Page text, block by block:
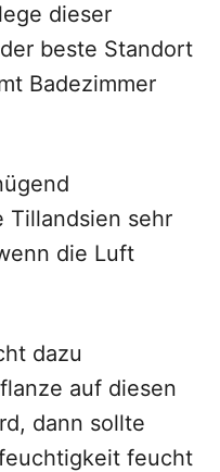
dieser
beste Standort
Badezimmer
Tillandsien sehr
die Luft
dazu
auf diesen
dann sollte
feucht